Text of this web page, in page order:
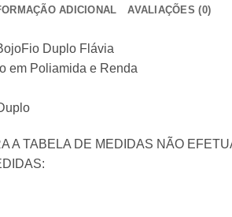
ADICIONAL AVALIAÇÕES (0)
Duplo Flávia
em Poliamida e Renda
A TABELA DE MEDIDAS NÃO